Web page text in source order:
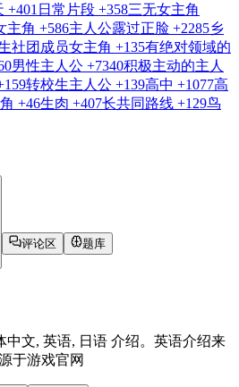
+401 日常片段 +358三无女主角
主角 +586主人公露过正脸 +2285乡
社团成员女主角 +135有绝对领域的
男性主人公 +7340积极主动的主人
转校生主人公 +139高中 +1077高
+46生肉 +407长共同路线 +129鸟
评论区 题库
中文, 英语, 日语 介绍。英语介绍来
于游戏官网